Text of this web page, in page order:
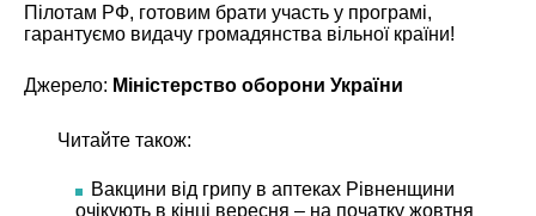
Пілотам РФ, готовим брати участь у програмі,
гарантуємо видачу громадянства вільної країни!
Джерело: Міністерство оборони України
Читайте також:
Вакцини від грипу в аптеках Рівненщини
очікують в кінці вересня – на початку жовтня